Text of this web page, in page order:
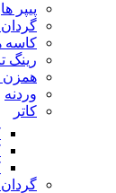
پیپر ها
گردان
کاسه
رینگ
همزن
وردنه
کاتر